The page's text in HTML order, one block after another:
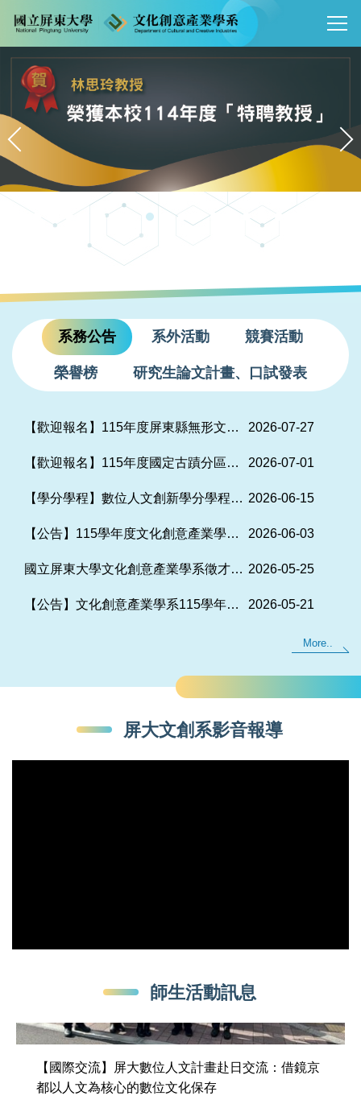
跳
到
主
區
系務公告 系外活動 競賽活動
榮譽榜 研究生論文計畫、口試發表
【歡迎報名】115年度屏東縣無形文化資產暨文化資產保存技術研習營活動 2026-07-27
【歡迎報名】115年度國定古蹟分區專業服務中心（五區） 古蹟管理維護人員教育訓練課程「文化資產風險管理與永續韌性」 2026-07-01
【學分學程】數位人文創新學分學程－115學年度第1學期開設課程 2026-06-15
【公告】115學年度文化創意產業學系預先修讀碩士學位通過名單 2026-06-03
國立屏東大學文化創意產業學系徵才公告 2026-05-25
【公告】文化創意產業學系115學年度第1學期課程預定表 2026-05-21
More..
屏大文創系影音報導
師生活動訊息
【國際交流】屏大數位人文計畫赴日交流：借鏡京
都以人文為核心的數位文化保存